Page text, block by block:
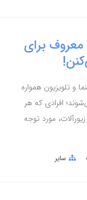
معروف برای
و تلویزیون همواره
افرادی که هر
مورد توجه
سایر